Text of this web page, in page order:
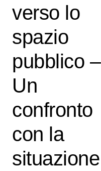
verso lo
spazio
pubblico –
Un
confronto
con la
situazione